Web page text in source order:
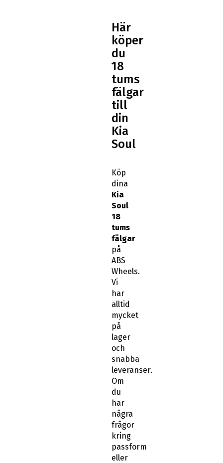
Här
köper
du
18
tums
fälgar
till
din
Kia
Soul
Köp
dina
Kia
Soul
18
tums
fälgar
på
ABS
Wheels.
Vi
har
alltid
mycket
på
lager
och
snabba
leveranser.
Om
du
har
några
frågor
kring
passform
eller